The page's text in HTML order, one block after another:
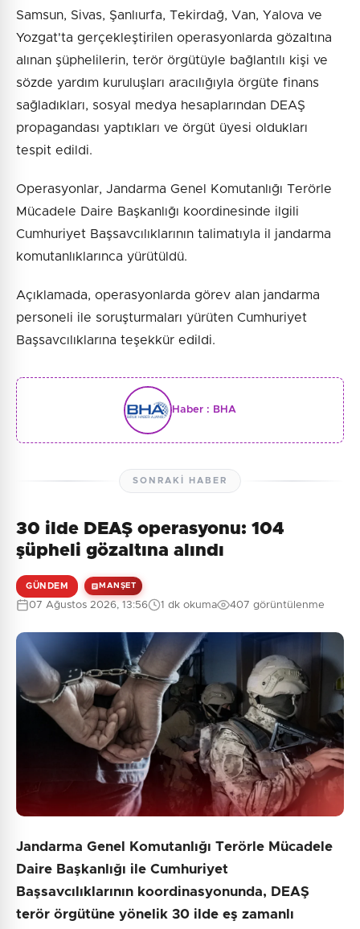
Samsun, Sivas, Şanlıurfa, Tekirdağ, Van, Yalova ve
Yozgat'ta gerçekleştirilen operasyonlarda gözaltına
alınan şüphelilerin, terör örgütüyle bağlantılı kişi ve
sözde yardım kuruluşları aracılığıyla örgüte finans
sağladıkları, sosyal medya hesaplarından DEAŞ
propagandası yaptıkları ve örgüt üyesi oldukları
tespit edildi.
Operasyonlar, Jandarma Genel Komutanlığı Terörle
Mücadele Daire Başkanlığı koordinesinde ilgili
Cumhuriyet Başsavcılıklarının talimatıyla il jandarma
komutanlıklarınca yürütüldü.
Açıklamada, operasyonlarda görev alan jandarma
personeli ile soruşturmaları yürüten Cumhuriyet
Başsavcılıklarına teşekkür edildi.
Haber : BHA
SONRAKI HABER
30 ilde DEAŞ operasyonu: 104
şüpheli gözaltına alındı
GÜNDEM MANŞET
07 Ağustos 2026, 13:56 1 dk okuma 407 görüntülenme
Jandarma Genel Komutanlığı Terörle Mücadele
Daire Başkanlığı ile Cumhuriyet
Başsavcılıklarının koordinasyonunda, DEAŞ
terör örgütüne yönelik 30 ilde eş zamanlı